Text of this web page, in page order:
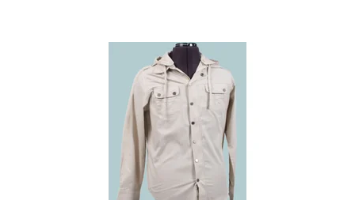
Skladem 1
SH458BE
VICTORIOUS